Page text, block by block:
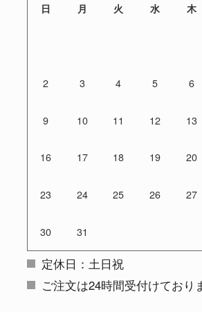
日 月 火 水 木
2 3 4 5 6
9 10 11 12 13
16 17 18 19 20
23 24 25 26 27
30 31
定休日：土日祝
ご注文は24時間受付けており